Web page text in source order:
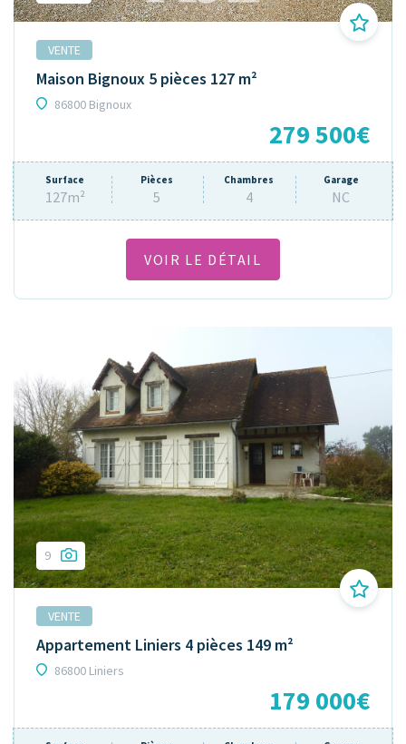
VENTE
Maison Bignoux 5 pièces 127 m²
86800 Bignoux
279 500€
Surface
127m²
Pièces
5
Chambres
4
Garage
NC
VOIR LE DÉTAIL
9
VENTE
Appartement Liniers 4 pièces 149 m²
86800 Liniers
179 000€